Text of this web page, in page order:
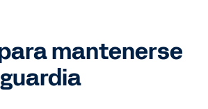
mantenerse